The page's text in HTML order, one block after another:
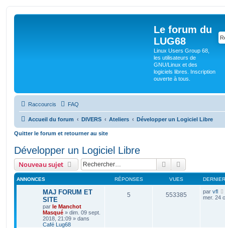
Le forum du
LUG68
Linux Users Group 68,
les utilisateurs de
GNU/Linux et des
logiciels libres. Inscription
ouverte à tous.
Raccourcis FAQ
Accueil du forum DIVERS Ateliers Développer un Logiciel Libre
Quitter le forum et retourner au site
Développer un Logiciel Libre
Nouveau sujet Rechercher
ANNONCES RÉPONSES VUES
MAJ FORUM ET
SITE
par le Manchot
Masqué » dim. 09 sept.
2018, 21:09 » dans
Café Lug68
5 553385 par vfl
mer. 24